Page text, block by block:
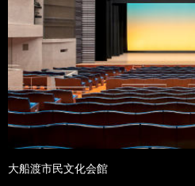
大船渡市民文化会館